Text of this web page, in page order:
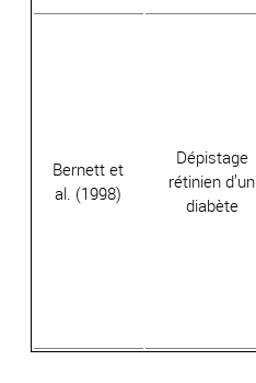
Bernett et
al. (1998)
Dépistage
rétinien d’un
diabète